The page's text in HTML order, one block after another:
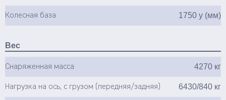
Колесная база 1750 y (мм)
Вес
Снаряженная масса 4270 кг
Нагрузка на ось, с грузом (передняя/задняя) 6430/840 кг